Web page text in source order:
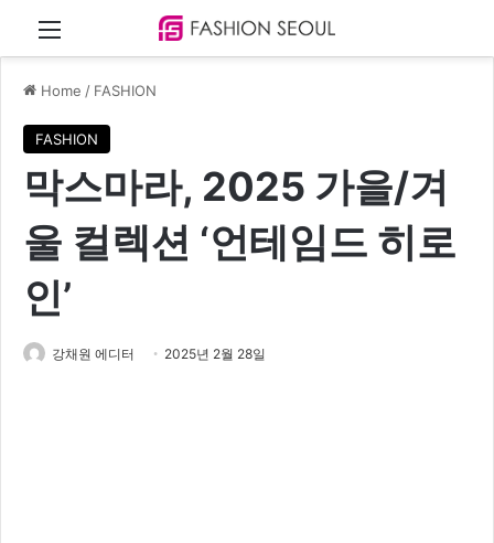
Menu
Home / FASHION
FASHION
막스마라, 2025 가을/겨
울 컬렉션 ‘언테임드 히로
인’
강채원 에디터 2025년 2월 28일